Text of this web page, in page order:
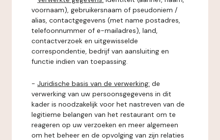
voornaam), gebruikersnaam of pseudoniem /
alias, contactgegevens (met name postadres,
telefoonnummer of e-mailadres), land,
contactverzoek en uitgewisselde
correspondentie, bedrijf van aansluiting en
functie indien van toepassing.
- Juridische basis van de verwerking: de
verwerking van uw persoonsgegevens in dit
kader is noodzakelijk voor het nastreven van de
legitieme belangen van het restaurant om te
reageren op uw verzoeken en meer algemeen
om het beheer en de opvolging van zijn relaties